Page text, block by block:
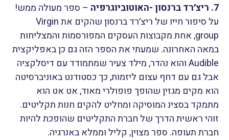
7. ריצ׳רד ברנסון -האוטוביוגרפיה
– ספר מעולה ממש!
על סיפור חייו של ריצ׳רד ברנסון שהקים את Virgin
group, אחת מקבוצות העסקים המפורסמות והמצליחות
במאה האחרונה. שמעתי את הספר הזה גם כן באפליקצית
Audible והוא נהדר, מילד צעיר שמתמודד עם דיסלקציה
אבל גם עם דחף עצום ליזמות, כך כסטודנט באוניברסיטה
הוא מקים מגזין שהופך פופולרי מאוד, אט אט הוא
מתמקד בסצינ המוסיקה ומחליט להקים חנות תקליטים.
זוהי ראשית הדרך של חברת התקליטים שהופכת להיות
חברת תעופה. ספר מצוין, קליל וממלא באנרגיה.